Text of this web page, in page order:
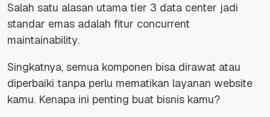
Salah satu alasan utama tier 3 data center jadi
standar emas adalah fitur concurrent
maintainability.
Singkatnya, semua komponen bisa dirawat atau
diperbaiki tanpa perlu mematikan layanan website
kamu. Kenapa ini penting buat bisnis kamu?